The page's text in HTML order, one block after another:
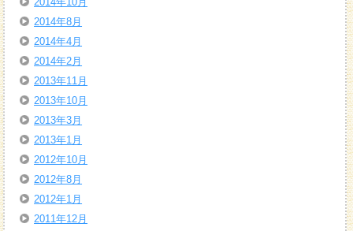
2014年8月
2014年4月
2014年2月
2013年11月
2013年10月
2013年3月
2013年1月
2012年10月
2012年8月
2012年1月
2011年12月